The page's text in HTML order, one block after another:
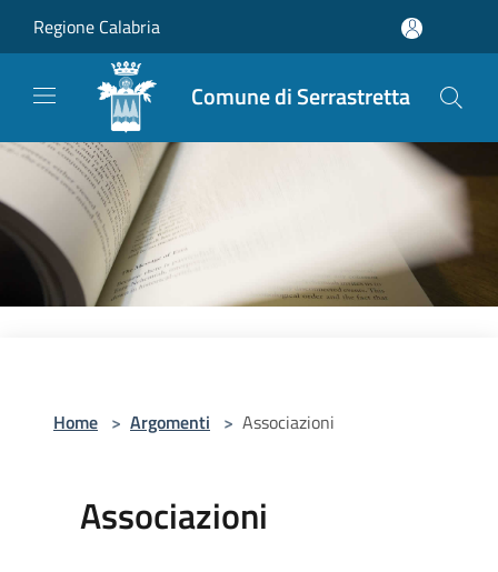
Regione Calabria
Comune di Serrastretta
Home > Argomenti > Associazioni
Associazioni